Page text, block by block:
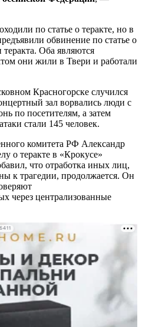
по статье о теракте, но в
обвинение по статье о
Оба являются
они жили в Твери и работали
Красногорске случился
зал ворвались люди с
по посетителям, а затем
стали 145 человек.
комитета РФ Александр
о теракте в «Крокусе»
что отработка иных лиц,
к трагедии, продолжается. Он
через централизованные